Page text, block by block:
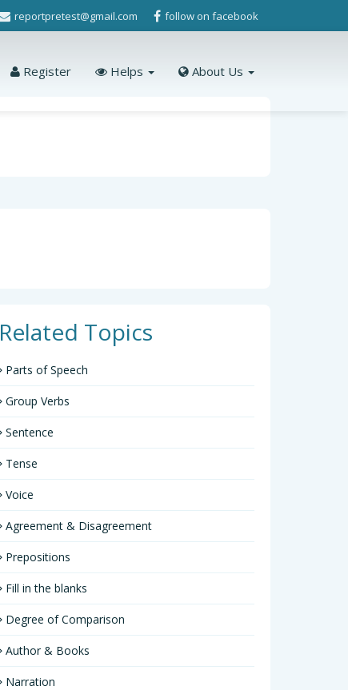
reportpretest@gmail.com follow on facebook
Register Helps About Us
Related Topics
Parts of Speech
Group Verbs
Sentence
Tense
Voice
Agreement & Disagreement
Prepositions
Fill in the blanks
Degree of Comparison
Author & Books
Narration